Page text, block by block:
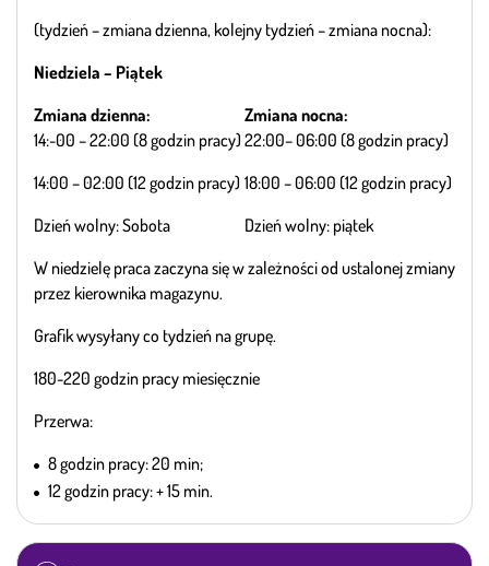
(tydzień – zmiana dzienna, kolejny tydzień – zmiana nocna):
Niedziela – Piątek
Zmiana dzienna:
14:-00 – 22:00 (8 godzin pracy)
14:00 – 02:00 (12 godzin pracy)
Dzień wolny: Sobota
Zmiana nocna:
22:00– 06:00 (8 godzin pracy)
18:00 – 06:00 (12 godzin pracy)
Dzień wolny: piątek
W niedzielę praca zaczyna się w zależności od ustalonej zmiany
przez kierownika magazynu.
Grafik wysyłany co tydzień na grupę.
180-220 godzin pracy miesięcznie
Przerwa:
8 godzin pracy: 20 min;
12 godzin pracy: + 15 min.